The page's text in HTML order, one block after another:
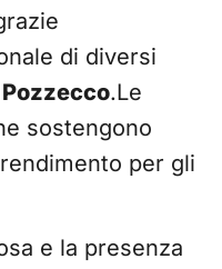
di diversi
Pozzecco.Le
sostengono
per gli
e la presenza